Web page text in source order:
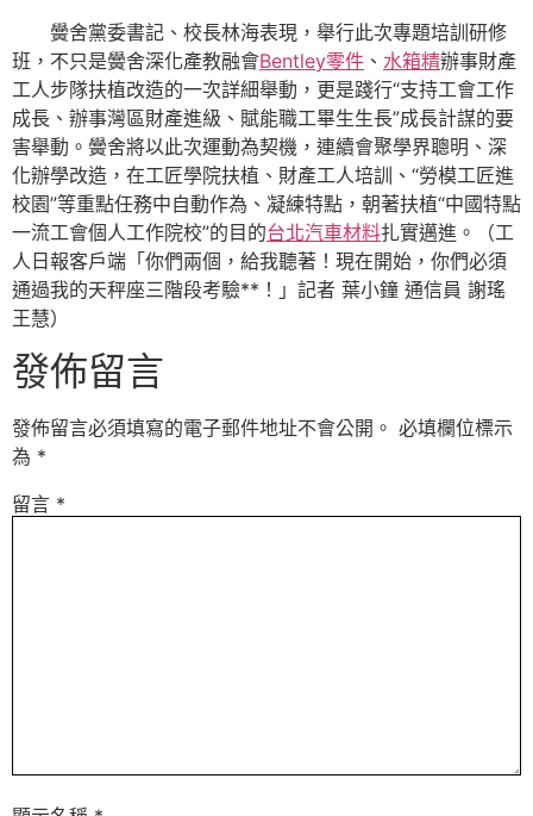
黌舍黨委書記、校長林海表現，舉行此次專題培訓研修
班，不只是黌舍深化產教融會Bentley零件 、 水箱精辦事財產
工人步隊扶植改造的一次詳細舉動，更是踐行“支持工會工作
成長、辦事灣區財產進級、賦能職工畢生生長”成長計謀的要
害舉動。黌舍將以此次運動為契機，連續會聚學界聰明、深
化辦學改造，在工匠學院扶植、財產工人培訓、“勞模工匠進
校園”等重點任務中自動作為、凝練特點，朝著扶植“中國特點
一流工會個人工作院校”的目的台北汽車材料扎實邁進。（工
人日報客戶端「你們兩個，給我聽著！現在開始，你們必須
通過我的天秤座三階段考驗**！」記者 葉小鐘 通信員 謝瑤
王慧）
發佈留言
發佈留言必須填寫的電子郵件地址不會公開。 必填欄位標示
為 *
留言 *